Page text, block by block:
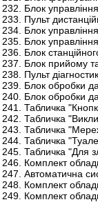
Блок
Пульт
Блок
Блок
Блок
Блок прийому
Пульт
Блок обробки
Блок обробки
Табличка
Табличка
Табличка
Табличка
Табличка "Для
Комплект
Автоматична
Комплект
Комплект